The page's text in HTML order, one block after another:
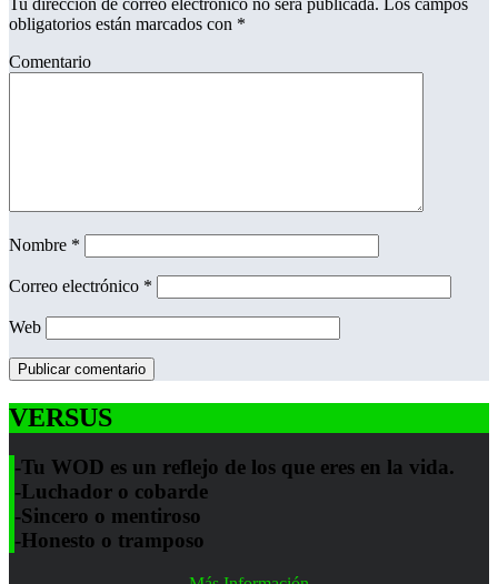
Tu dirección de correo electrónico no será publicada. Los campos
obligatorios están marcados con *
Comentario
Nombre *
Correo electrónico *
Web
VERSUS
-Tu WOD es un reflejo de los que eres en la vida.
-Luchador o cobarde
-Sincero o mentiroso
-Honesto o tramposo